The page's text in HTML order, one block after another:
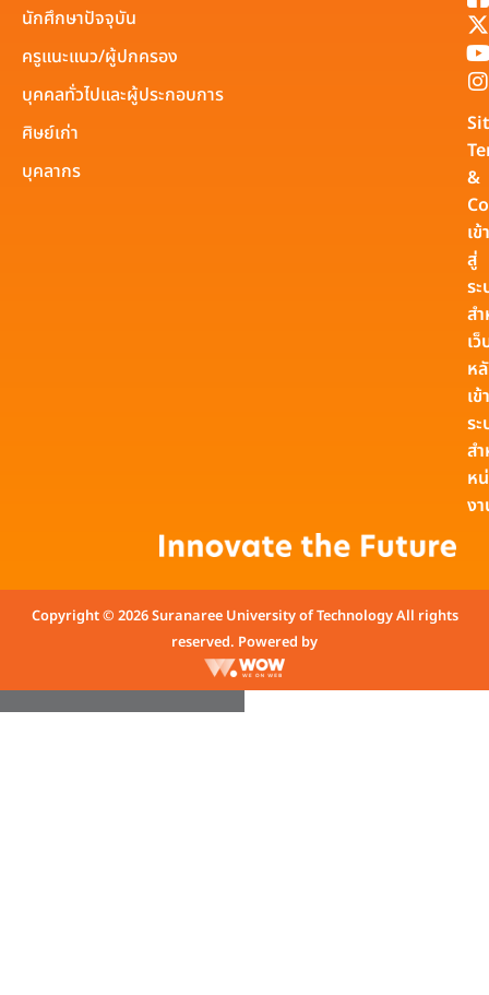
นักศึกษาปัจจุบัน
ครูแนะแนว/ผู้ปกครอง
บุคคลทั่วไปและผู้ประกอบการ
ศิษย์เก่า
บุคลากร
&
เข้า
สู่
ร
ส
เ
ห
เข้
ร
ส
ห
ง
Copyright © 2026 Suranaree University of Technology All rights
reserved. Powered by